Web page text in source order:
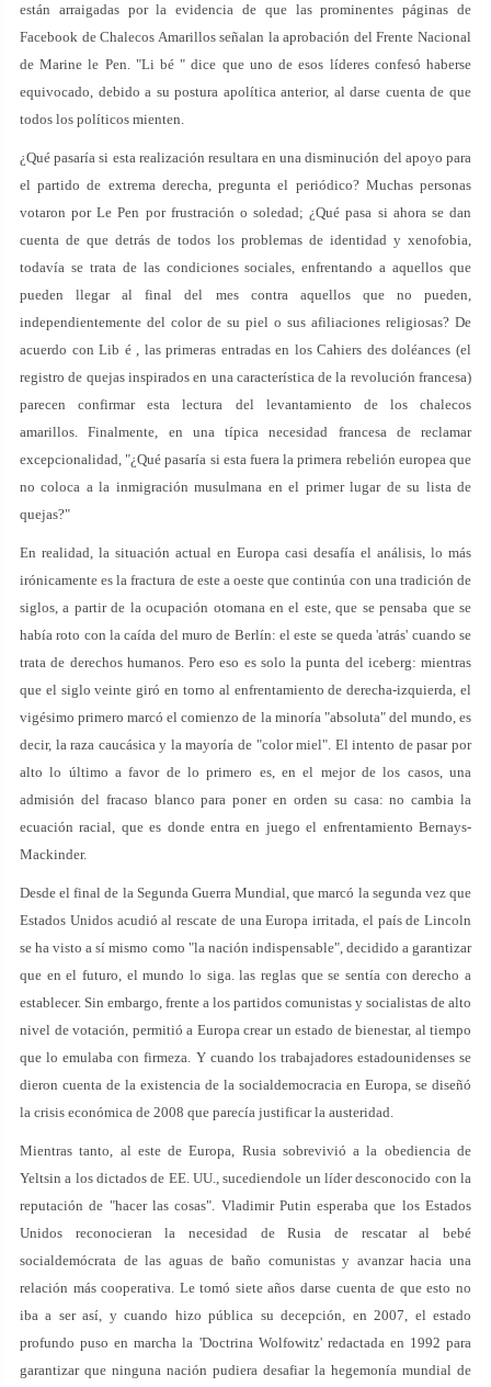
están arraigadas por la evidencia de que las prominentes páginas de
Facebook de Chalecos Amarillos señalan la aprobación del Frente Nacional
de Marine le Pen. "Li bé " dice que uno de esos líderes confesó haberse
equivocado, debido a su postura apolítica anterior, al darse cuenta de que
todos los políticos mienten.
¿Qué pasaría si esta realización resultara en una disminución del apoyo para
el partido de extrema derecha, pregunta el periódico? Muchas personas
votaron por Le Pen por frustración o soledad; ¿Qué pasa si ahora se dan
cuenta de que detrás de todos los problemas de identidad y xenofobia,
todavía se trata de las condiciones sociales, enfrentando a aquellos que
pueden llegar al final del mes contra aquellos que no pueden,
independientemente del color de su piel o sus afiliaciones religiosas? De
acuerdo con Lib é , las primeras entradas en los Cahiers des doléances (el
registro de quejas inspirados en una característica de la revolución francesa)
parecen confirmar esta lectura del levantamiento de los chalecos
amarillos. Finalmente, en una típica necesidad francesa de reclamar
excepcionalidad, "¿Qué pasaría si esta fuera la primera rebelión europea que
no coloca a la inmigración musulmana en el primer lugar de su lista de
quejas?"
En realidad, la situación actual en Europa casi desafía el análisis, lo más
irónicamente es la fractura de este a oeste que continúa con una tradición de
siglos, a partir de la ocupación otomana en el este, que se pensaba que se
había roto con la caída del muro de Berlín: el este se queda 'atrás' cuando se
trata de derechos humanos. Pero eso es solo la punta del iceberg: mientras
que el siglo veinte giró en torno al enfrentamiento de derecha-izquierda, el
vigésimo primero marcó el comienzo de la minoría "absoluta" del mundo, es
decir, la raza caucásica y la mayoría de "color miel". El intento de pasar por
alto lo último a favor de lo primero es, en el mejor de los casos, una
admisión del fracaso blanco para poner en orden su casa: no cambia la
ecuación racial, que es donde entra en juego el enfrentamiento Bernays-
Mackinder.
Desde el final de la Segunda Guerra Mundial, que marcó la segunda vez que
Estados Unidos acudió al rescate de una Europa irritada, el país de Lincoln
se ha visto a sí mismo como "la nación indispensable", decidido a garantizar
que en el futuro, el mundo lo siga. las reglas que se sentía con derecho a
establecer. Sin embargo, frente a los partidos comunistas y socialistas de alto
nivel de votación, permitió a Europa crear un estado de bienestar, al tiempo
que lo emulaba con firmeza. Y cuando los trabajadores estadounidenses se
dieron cuenta de la existencia de la socialdemocracia en Europa, se diseñó
la crisis económica de 2008 que parecía justificar la austeridad.
Mientras tanto, al este de Europa, Rusia sobrevivió a la obediencia de
Yeltsin a los dictados de EE. UU., sucediendole un líder desconocido con la
reputación de "hacer las cosas". Vladimir Putin esperaba que los Estados
Unidos reconocieran la necesidad de Rusia de rescatar al bebé
socialdemócrata de las aguas de baño comunistas y avanzar hacia una
relación más cooperativa. Le tomó siete años darse cuenta de que esto no
iba a ser así, y cuando hizo pública su decepción, en 2007, el estado
profundo puso en marcha la 'Doctrina Wolfowitz' redactada en 1992 para
garantizar que ninguna nación pudiera desafiar la hegemonía mundial de